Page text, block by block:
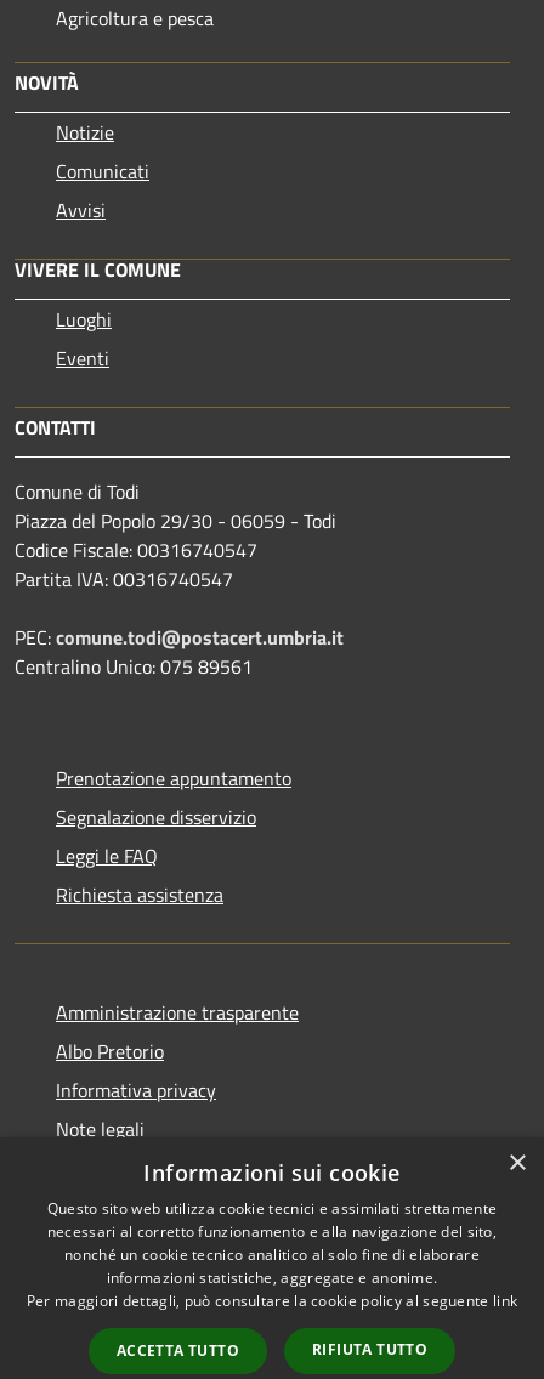
Agricoltura e pesca
NOVITÀ
Notizie
Comunicati
Avvisi
VIVERE IL COMUNE
Luoghi
Eventi
CONTATTI
Comune di Todi
Piazza del Popolo 29/30 - 06059 - Todi
Codice Fiscale: 00316740547
Partita IVA: 00316740547
PEC:comune.todi@postacert.umbria.it
Centralino Unico: 075 89561
Prenotazione appuntamento
Segnalazione disservizio
Leggi le FAQ
Richiesta assistenza
Amministrazione trasparente
Albo Pretorio
Informativa privacy
Note legali
Dichiarazione di accessibilità
RSS
Accessibilità
Copyright © 2026 • Comune di
Todi • Powered by
Municipium•
Accesso
×
Informazioni sui cookie
Questo sito web utilizza cookie tecnici e assimilati strettamente
necessari al corretto funzionamento e alla navigazione del sito,
nonché un cookie tecnico analitico al solo fine di elaborare
informazioni statistiche, aggregate e anonime.
Per maggiori dettagli, può consultare la cookie policy al seguente link
ACCETTA TUTTO RIFIUTA TUTTO